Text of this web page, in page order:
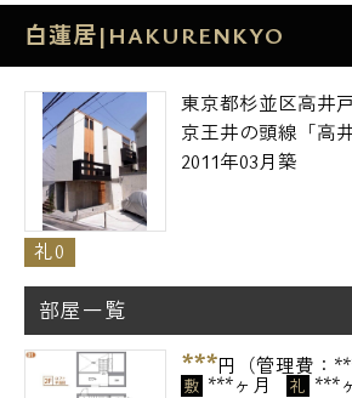
白蓮居|HAKURENKYO
東京都杉並区高井
京王井の頭線「高
2011年03月築
礼0
部屋一覧
***円（管理費：
敷 ***ヶ月 礼 ***